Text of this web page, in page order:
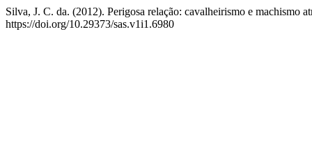
Silva, J. C. da. (2012). Perigosa relação: cavalheirismo e machismo
https://doi.org/10.29373/sas.v1i1.6980